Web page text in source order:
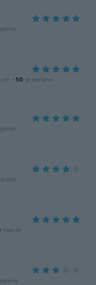
· 50 przesłane
opinie
opinie